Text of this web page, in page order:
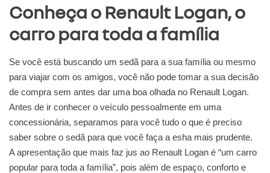
Conheça o Renault Logan, o
carro para toda a família
Se você está buscando um sedã para a sua família ou mesmo
para viajar com os amigos, você não pode tomar a sua decisão
de compra sem antes dar uma boa olhada no Renault Logan.
Antes de ir conhecer o veículo pessoalmente em uma
concessionária, separamos para você tudo o que é preciso
saber sobre o sedã para que você faça a esha mais prudente.
A apresentação que mais faz jus ao Renault Logan é “um carro
popular para toda a família”, pois além de espaço, conforto e